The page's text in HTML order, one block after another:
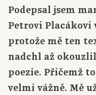
Podepsal jsem
Petrovi Placákovi
protože mě ten
nadchl až
poezie. Přičemž
velmi vážně. Mě